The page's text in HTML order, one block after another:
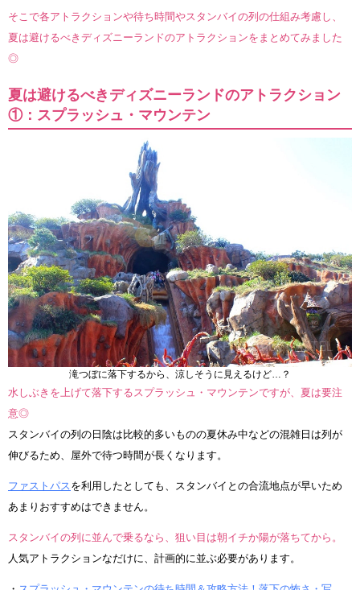
そこで各アトラクションや待ち時間やスタンバイの列の仕組み考慮し、
夏は避けるべきディズニーランドのアトラクションをまとめてみました
◎
夏は避けるべきディズニーランドのアトラクション
①：スプラッシュ・マウンテン
滝つぼに落下するから、涼しそうに見えるけど…？
水しぶきを上げて落下するスプラッシュ・マウンテンですが、夏は要注
意◎
スタンバイの列の日陰は比較的多いものの夏休み中などの混雑日は列が
伸びるため、屋外で待つ時間が長くなります。
ファストパスを利用したとしても、スタンバイとの合流地点が早いため
あまりおすすめはできません。
スタンバイの列に並んで乗るなら、狙い目は朝イチか陽が落ちてから。
人気アトラクションなだけに、計画的に並ぶ必要があります。